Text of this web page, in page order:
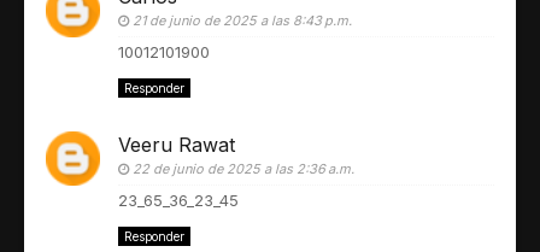
21 de junio de 2025 a las 8:43 p.m.
10012101900
Responder
Veeru Rawat
22 de junio de 2025 a las 2:36 a.m.
23_65_36_23_45
Responder